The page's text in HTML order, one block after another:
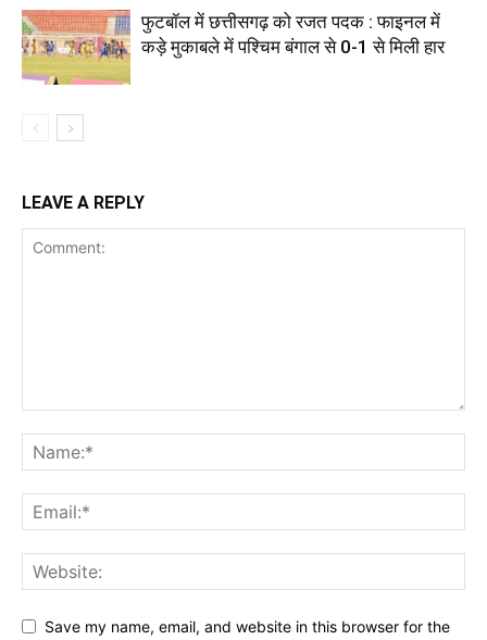
फुटबॉल में छत्तीसगढ़ को रजत पदक : फाइनल में
कड़े मुकाबले में पश्चिम बंगाल से 0-1 से मिली हार
LEAVE A REPLY
Save my name, email, and website in this browser for the